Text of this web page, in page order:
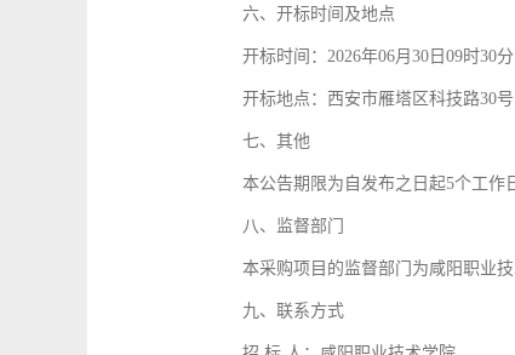
六、开标时间及地点
开标时间：2026年06月30日09时30分
开标地点：西安市雁塔区科技路30
七、其他
本公告期限为自发布之日起5个工作
八、监督部门
本采购项目的监督部门为咸阳职业技
九、联系方式